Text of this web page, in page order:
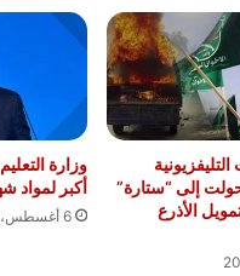
إلى “ستارة”
الأذرع
وزارة
أكبر لمواد
6 أغسطس، 2026